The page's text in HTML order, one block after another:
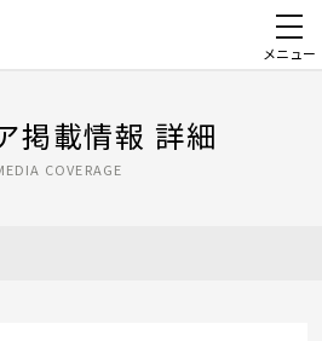
メニュー
掲載情報 詳細
COVERAGE